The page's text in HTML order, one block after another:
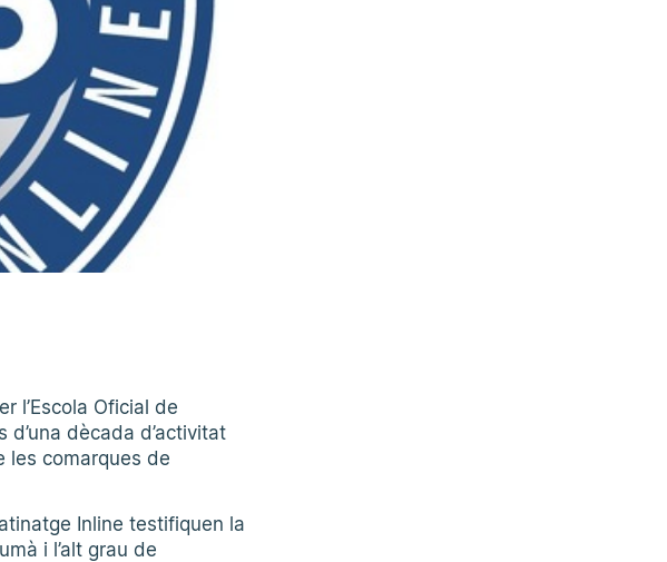
l’Escola Oficial de
dècada d’activitat
les comarques de
Inline testifiquen la
i l’alt grau de